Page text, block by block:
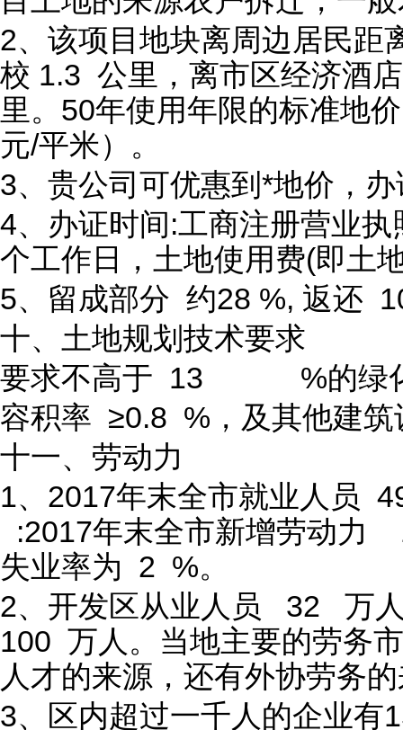
2、该项目地块离周边居民
校 1.3 公里，离市区经济酒
里。50年使用年限的标准地
元/平米）。
3、贵公司可优惠到*地价，
4、办证时间:工商注册营业
个工作日，土地使用费(即土
5、留成部分 约28 %, 返还
十、土地规划技术要求
要求不高于 13 %的绿
容积率 ≥0.8 %，及其他建筑
十一、劳动力
1、2017年末全市就业人员
:2017年末全市新增劳动
失业率为 2 %。
2、开发区从业人员 32 万
100 万人。当地主要的劳务
人才的来源，还有外协劳
3、区内超过一千人的企业有